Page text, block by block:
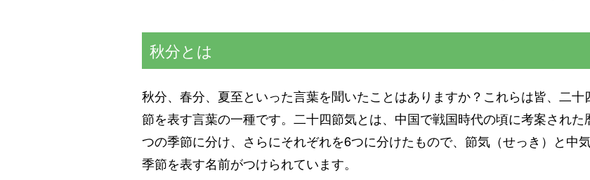
秋分とは
秋分、春分、夏至といった言葉を聞いたことはありますか？これらは皆、二
節を表す言葉の一種です。二十四節気とは、中国で戦国時代の頃に考案され
つの季節に分け、さらにそれぞれを6つに分けたもので、節気（せっき）と中
季節を表す名前がつけられています。